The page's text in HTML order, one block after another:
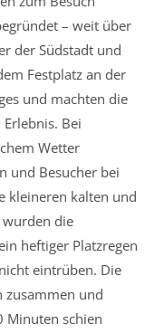
– weit über
der Südstadt und
Festplatz an der
und machten die
Bei
Wetter
und Besucher bei
kleineren kalten und
wurden die
heftiger Platzregen
eintrüben. Die
zusammen und
Minuten schien